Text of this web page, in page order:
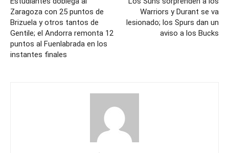
Zaragoza con 25 puntos de
Brizuela y otros tantos de
Gentile; el Andorra remonta 12
puntos al Fuenlabrada en los
instantes finales
Warriors y Durant se va
lesionado; los Spurs dan un
aviso a los Bucks